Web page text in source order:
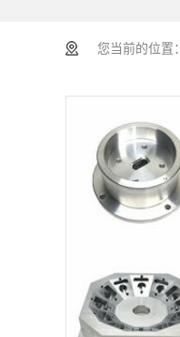
您当前的位置：